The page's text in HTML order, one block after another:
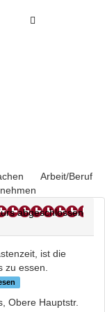
Toggle
Arbeit/Beruf
ist die
zu essen.
Obere Hauptstr.